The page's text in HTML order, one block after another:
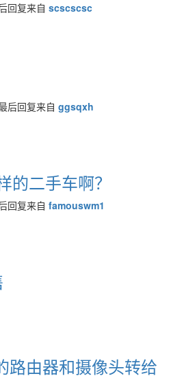
回复来自 scscscsc
后回复来自 ggsqxh
的二手车啊？
回复来自 famouswm1
路由器和摄像头转给